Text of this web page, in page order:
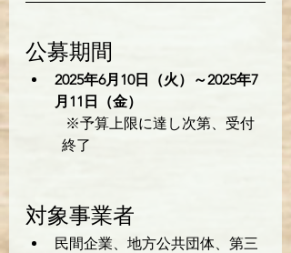
公募期間
2025年6月10日（火）～2025年7
月11日（金）
終了
対象事業者
民間企業、地方公共団体、第三